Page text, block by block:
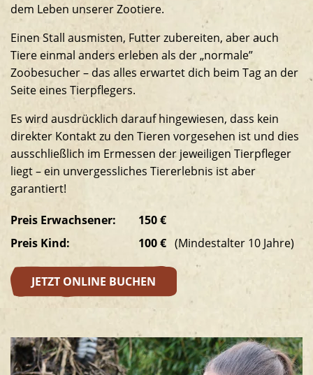
dem Leben unserer Zootiere.
Einen Stall ausmisten, Futter zubereiten, aber auch
Tiere einmal anders erleben als der „normale”
Zoobesucher – das alles erwartet dich beim Tag an der
Seite eines Tierpflegers.
Es wird ausdrücklich darauf hingewiesen, dass kein
direkter Kontakt zu den Tieren vorgesehen ist und dies
ausschließlich im Ermessen der jeweiligen Tierpfleger
liegt – ein unvergessliches Tiererlebnis ist aber
garantiert!
Preis Erwachsener:
150 €
Preis Kind:
100 € (Mindestalter 10 Jahre)
JETZT ONLINE BUCHEN